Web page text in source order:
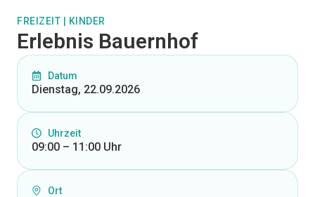
FREIZEIT KINDER
Erlebnis Bauernhof
Datum
Dienstag, 22.09.2026
Uhrzeit
09:00 – 11:00 Uhr
Ort